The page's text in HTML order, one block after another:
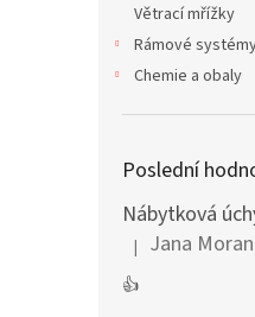
Větrací mřížky
Rámové
Chemie a obaly
Poslední
Hodnocení
| Jana
👍